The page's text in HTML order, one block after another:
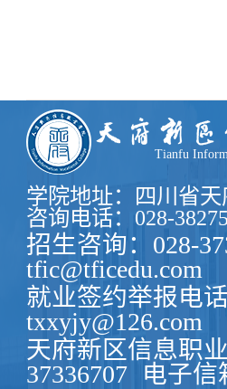
Tianfu
学院地址：四川省
咨询电话：028-
招生咨询：028-
tfic@tficedu.com
就业签约举报电
txxyjy@126.com
天府新区信息职
37336707
电子信